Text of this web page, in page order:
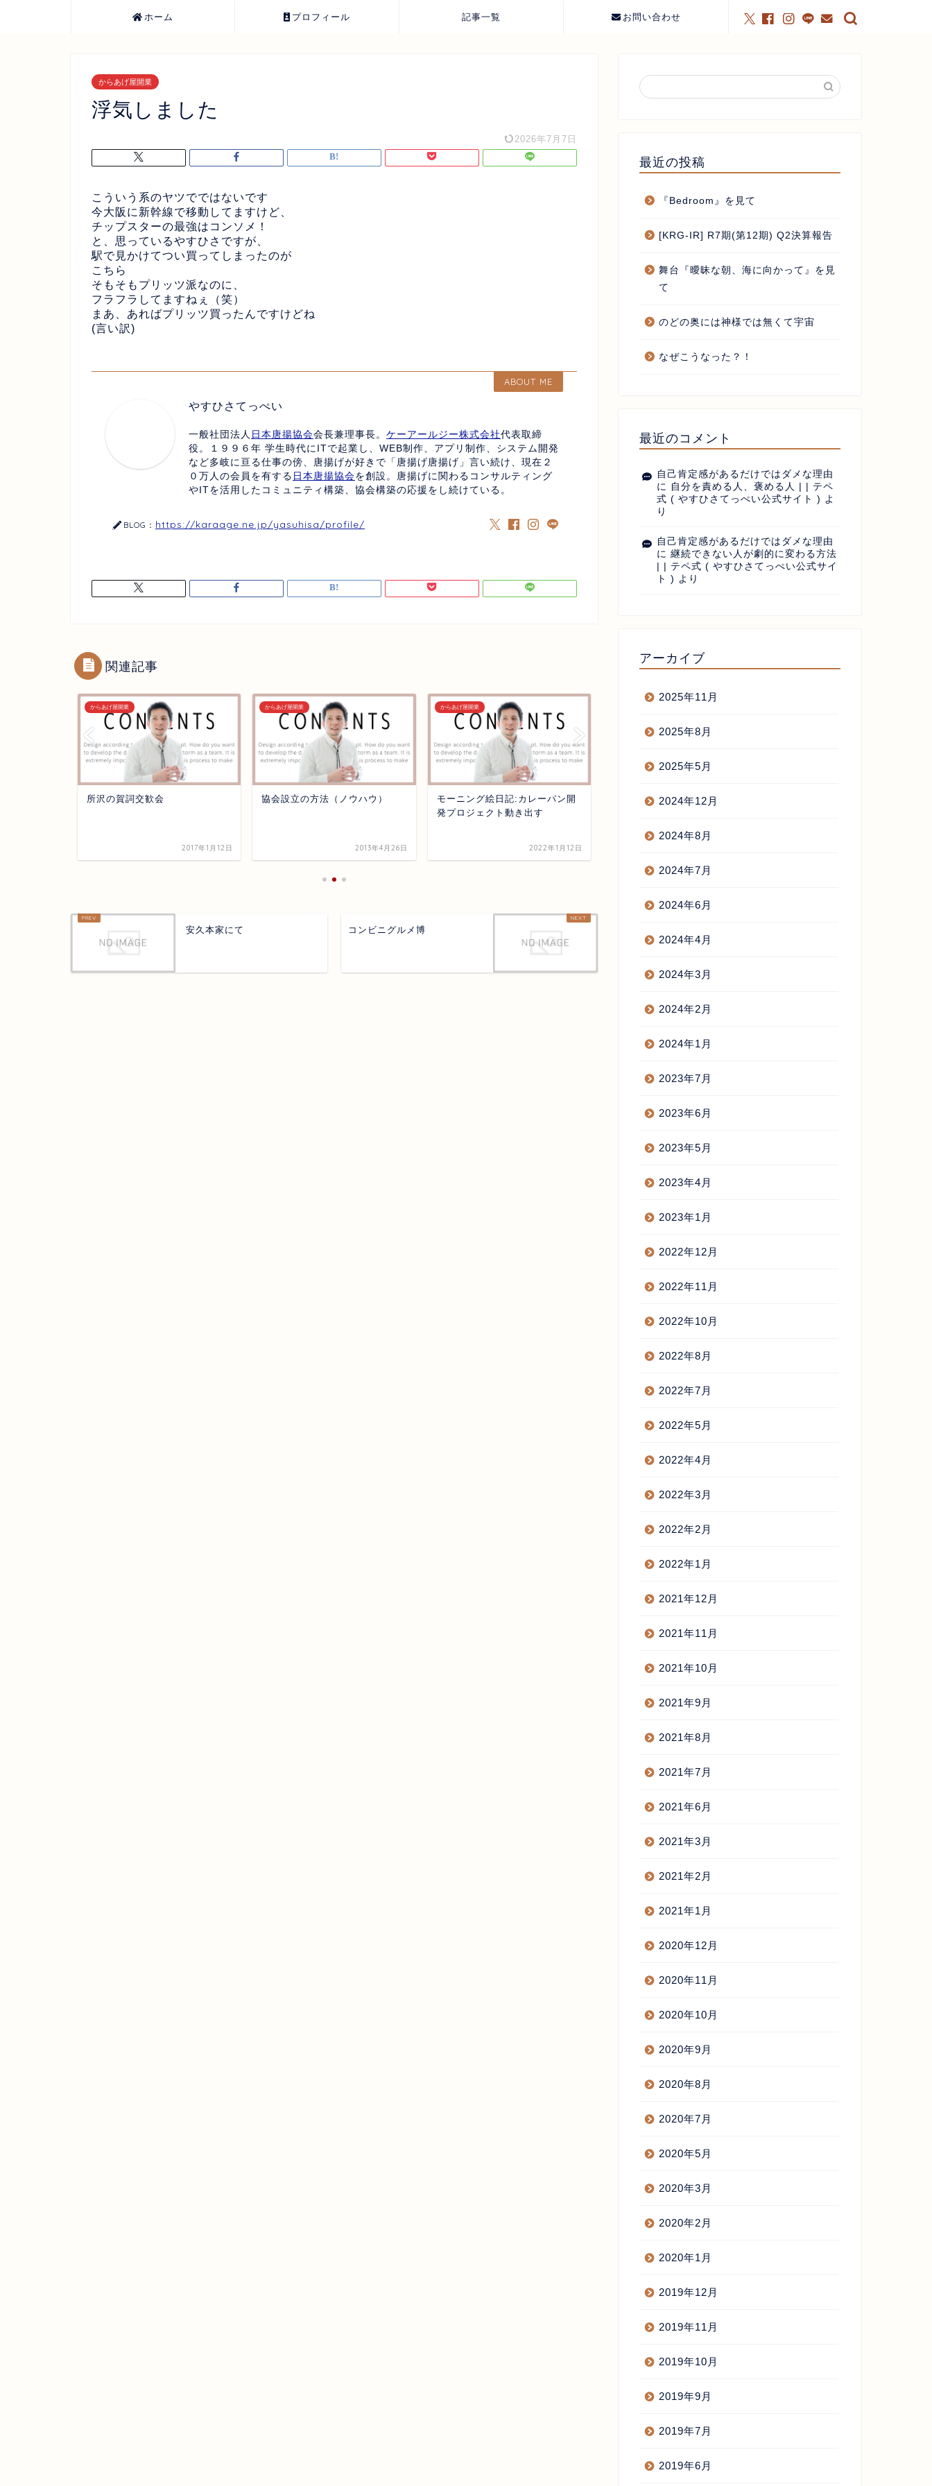
ホーム プロフィール 記事一覧 お問い合わせ
からあげ屋開業
浮気しました
2026年7月7日
こういう系のヤツでではないです
今大阪に新幹線で移動してますけど、
チップスターの最強はコンソメ！
と、思っているやすひさですが、
駅で見かけてつい買ってしまったのが
こちら
そもそもプリッツ派なのに、
フラフラしてますねぇ（笑）
まあ、あればプリッツ買ったんですけどね
(言い訳)
ABOUT ME
やすひさてっぺい
一般社団法人 日本唐揚協会会長兼理事長。 ケーアールジー株式会社代表取締
役。１９９６年 学生時代にITで起業し、WEB制作、アプリ制作、システム開発
など多岐に亘る仕事の傍、唐揚げが好きで「唐揚げ唐揚げ」言い続け、現在２
０万人の会員を有する 日本唐揚協会を創設。唐揚げに関わるコンサルティング
やITを活用したコミュニティ構築、協会構築の応援をし続けている。
BLOG： https://karaage.ne.jp/yasuhisa/profile/
関連記事
からあげ屋開業
所沢の賀詞交歓会
2017年1月12日
からあげ屋開業
協会設立の方法（ノウハウ）
2013年4月26日
からあげ屋開業
モーニング絵日記:カレーパン開
発プロジェクト動き出す
2022年1月12日
所沢の賀詞交歓会
安久本家にて コンビニグルメ博
最近の投稿
『Bedroom』を見て
[KRG-IR] R7期(第12期) Q2決算報告
舞台『曖昧な朝、海に向かって』を見
て
のどの奥には神様では無くて宇宙
なぜこうなった？！
最近のコメント
自己肯定感があるだけではダメな理由
に 自分を責める人、褒める人 | | テペ
式 ( やすひさてっぺい公式サイト ) よ
り
自己肯定感があるだけではダメな理由
に 継続できない人が劇的に変わる方法
| | テペ式 ( やすひさてっぺい公式サイ
ト ) より
アーカイブ
2025年11月
2025年8月
2025年5月
2024年12月
2024年8月
2024年7月
2024年6月
2024年4月
2024年3月
2024年2月
2024年1月
2023年7月
2023年6月
2023年5月
2023年4月
2023年1月
2022年12月
2022年11月
2022年10月
2022年8月
2022年7月
2022年5月
2022年4月
2022年3月
2022年2月
2022年1月
2021年12月
2021年11月
2021年10月
2021年9月
2021年8月
2021年7月
2021年6月
2021年3月
2021年2月
2021年1月
2020年12月
2020年11月
2020年10月
2020年9月
2020年8月
2020年7月
2020年5月
2020年3月
2020年2月
2020年1月
2019年12月
2019年11月
2019年10月
2019年9月
2019年7月
2019年6月